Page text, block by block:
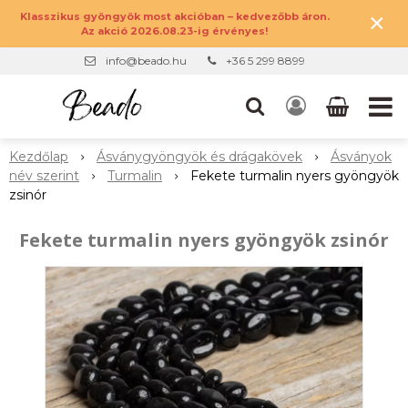
Klasszikus gyöngyök most akcióban – kedvezőbb áron.
Az akció 2026.08.23-ig érvényes!
×
info@beado.hu +36 5 299 8899
Kezdőlap Ásványgyöngyök és drágakövek
Ásványok
név szerint
Turmalin
Fekete turmalin nyers gyöngyök
zsinór
Fekete turmalin nyers gyöngyök zsinór